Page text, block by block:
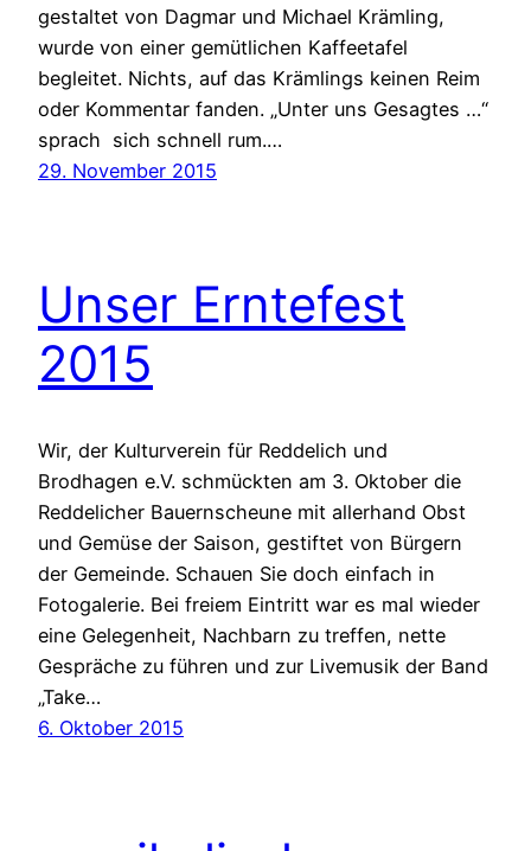
gestaltet von Dagmar und Michael Krämling,
wurde von einer gemütlichen Kaffeetafel
begleitet. Nichts, auf das Krämlings keinen Reim
oder Kommentar fanden. „Unter uns Gesagtes …“
sprach sich schnell rum.…
29. November 2015
Unser Erntefest
2015
Wir, der Kulturverein für Reddelich und
Brodhagen e.V. schmückten am 3. Oktober die
Reddelicher Bauernscheune mit allerhand Obst
und Gemüse der Saison, gestiftet von Bürgern
der Gemeinde. Schauen Sie doch einfach in
Fotogalerie. Bei freiem Eintritt war es mal wieder
eine Gelegenheit, Nachbarn zu treffen, nette
Gespräche zu führen und zur Livemusik der Band
„Take…
6. Oktober 2015